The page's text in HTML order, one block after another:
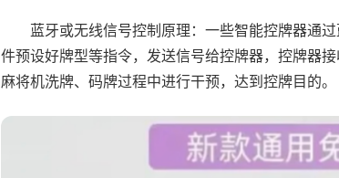
蓝牙或无线信号控制原理：一些智能控牌器通
件预设好牌型等指令，发送信号给控牌器，控牌器
麻将机洗牌、码牌过程中进行干预，达到控牌目的。